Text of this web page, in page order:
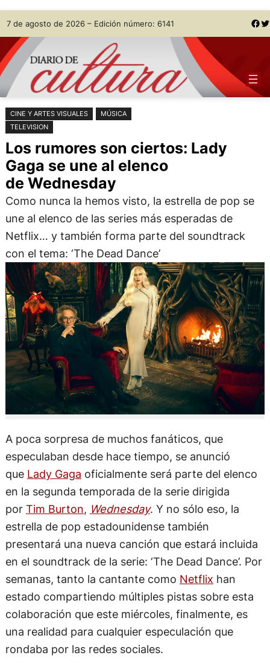
Saltar
al
contenido
Skip
to
content
7 de agosto de 2026 – Edición número: 6141 Facebook Twitter
CINE Y ARTES VISUALES
MÚSICA
TELEVISION
Los rumores son ciertos: Lady
Gaga se une al elenco
de Wednesday
Como nunca la hemos visto, la estrella de pop se
une al elenco de las series más esperadas de
Netflix… y también forma parte del soundtrack
con el tema: ‘The Dead Dance’
A poca sorpresa de muchos fanáticos, que
especulaban desde hace tiempo, se anunció
que Lady Gaga oficialmente será parte del elenco
en la segunda temporada de la serie dirigida
por Tim Burton, Wednesday. Y no sólo eso, la
estrella de pop estadounidense también
presentará una nueva canción que estará incluida
en el soundtrack de la serie: ‘The Dead Dance’. Por
semanas, tanto la cantante como Netflix han
estado compartiendo múltiples pistas sobre esta
colaboración que este miércoles, finalmente, es
una realidad para cualquier especulación que
rondaba por las redes sociales.